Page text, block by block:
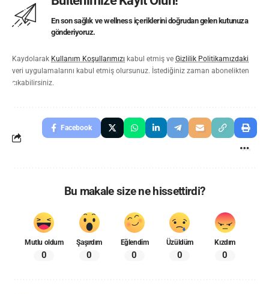
En son sağlık ve wellness içeriklerini doğrudan gelen kutunuza
gönderiyoruz.
Kaydolarak Kullanım Koşullarımızı kabul etmiş ve Gizlilik Politikamızdaki
veri uygulamalarını kabul etmiş olursunuz. İstediğiniz zaman abonelikten
çıkabilirsiniz.
Facebook
Bu makale size ne hissettirdi?
Mutlu oldum
0
Şaşırdım
0
Eğlendim
0
Üzüldüm
0
Kızdım
0